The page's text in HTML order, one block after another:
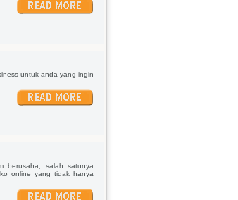
untuk anda yang ingin
berusaha, salah satunya
online yang tidak hanya